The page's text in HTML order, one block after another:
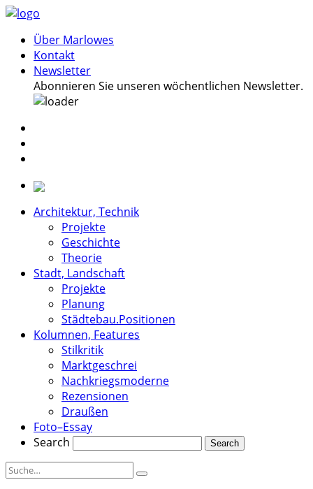
Über Marlowes
Kontakt
Newsletter
Abonnieren Sie unseren wöchentlichen Newsletter.
Architektur, Technik
Projekte
Geschichte
Theorie
Stadt, Landschaft
Projekte
Planung
Städtebau.Positionen
Kolumnen, Features
Stilkritik
Marktgeschrei
Nachkriegsmoderne
Rezensionen
Draußen
Foto–Essay
Search